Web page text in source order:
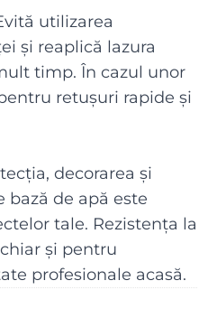
utilizarea
și reaplică lazura
timp. În cazul unor
retușuri rapide și
decorarea și
de apă este
tale. Rezistența la
și pentru
profesionale acasă.